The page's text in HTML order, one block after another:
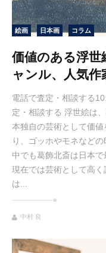
絵画 日本画 コラム
価値のある浮世
ャンル、人気
電話で査定・相談する
定・相談する 浮世絵は
本独自の芸術として価
り、ゴッホやモネなど
中でも葛飾北斎は日本で
現在では芸術として高
は...
中村 良